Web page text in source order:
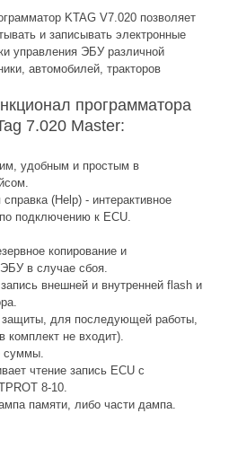
KTAG V7.020 позволяет
и записывать электронные
управления ЭБУ различной
автомобилей, тракторов
программатора
7.020 Master:
удобным и простым в
(Help) - интерактивное
подключению к ECU.
копирование и
в случае сбоя.
внешней и внутренней flash и
защиты, для последующей работы,
комплект не входит).
суммы.
чтение запись ECU с
8-10.
памяти, либо части дампа.